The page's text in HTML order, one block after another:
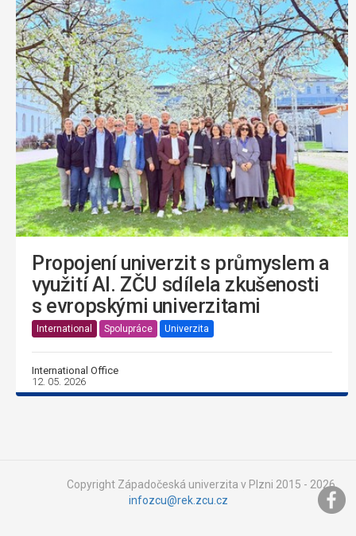
Propojení univerzit s průmyslem a
využití AI. ZČU sdílela zkušenosti
s evropskými univerzitami
International Spolupráce Univerzita
International Office
12. 05. 2026
Copyright Západočeská univerzita v Plzni 2015 - 2026,
infozcu@rek.zcu.cz